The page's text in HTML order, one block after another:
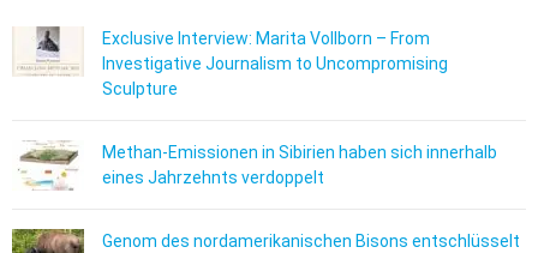
Exclusive Interview: Marita Vollborn – From
Investigative Journalism to Uncompromising
Sculpture
Methan-Emissionen in Sibirien haben sich innerhalb
eines Jahrzehnts verdoppelt
Genom des nordamerikanischen Bisons entschlüsselt